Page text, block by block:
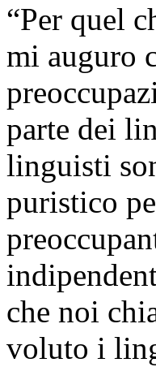
“Per quel
mi auguro
parte dei
linguisti
puristico
che noi
voluto i